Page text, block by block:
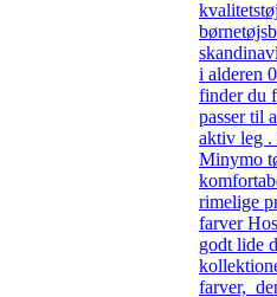
i alderen
finder du
passer til
aktiv leg .
Minymo
rimelige
farver
godt lide
farver,